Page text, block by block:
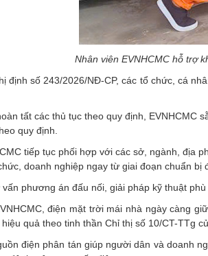
Nhân viên EVNHCMC hỗ trợ
định số 243/2026/NĐ-CP, các tổ chức, cá
tất các thủ tục theo quy định,
quy định.
tiếp tục phối hợp với các sở, ngành, địa
doanh nghiệp ngay từ giai đoạn chuẩn bị
phương án đấu nối, giải pháp kỹ thuật
điện mặt trời mái nhà ngày càng
quả theo tinh thần Chỉ thị số 10/CT-TTg
điện phân tán giúp người dân và doanh